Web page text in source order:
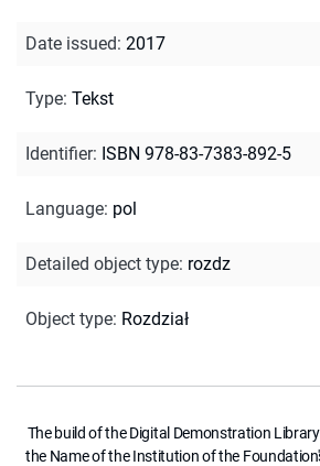
Date issued: 2017
Type: Tekst
Identifier: ISBN 978-83-7383-892-5
Language: pol
Detailed object type: rozdz
Object type: Rozdział
The build of the Digital Demonstration
the Name of the Institution of the